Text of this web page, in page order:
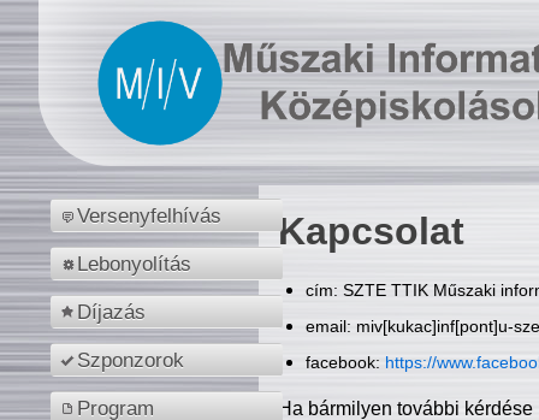
Versenyfelhívás
Lebonyolítás
Díjazás
Szponzorok
Program
Kapcsolat
cím: SZTE TTIK Műszaki
email: miv[kukac]inf[pont]u-
facebook: https://
Ha bármilyen további